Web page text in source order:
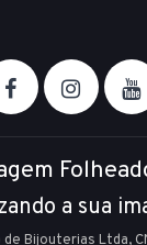
a sua
Bijouterias Ltda,